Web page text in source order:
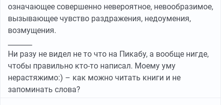
означающее совершенно невероятное, невообразимое,
вызывающее чувство раздражения, недоумения,
возмущения.
Ни разу не видел не то что на Пикабу, а вообще нигде,
чтобы правильно кто-то написал. Моему уму
нерастяжимо:) – как можно читать книги и не
запоминать слова?